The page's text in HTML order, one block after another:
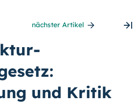
nächster Artikel
und Kritik